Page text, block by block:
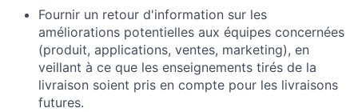
Fournir un retour d'information sur les
améliorations potentielles aux équipes concernées
(produit, applications, ventes, marketing), en
veillant à ce que les enseignements tirés de la
livraison soient pris en compte pour les livraisons
futures.